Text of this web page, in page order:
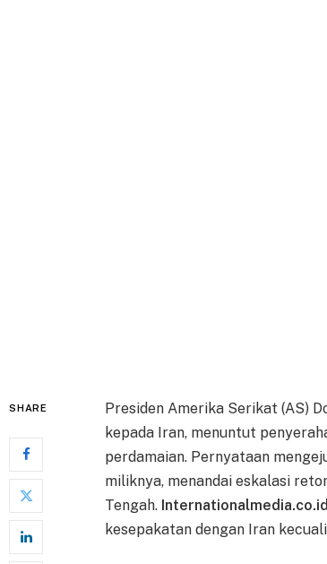
SHARE
Presiden Amerika Serikat (AS)
kepada Iran, menuntut
perdamaian. Pernyataan
miliknya, menandai eskalasi
Tengah.
kesepakatan dengan Iran